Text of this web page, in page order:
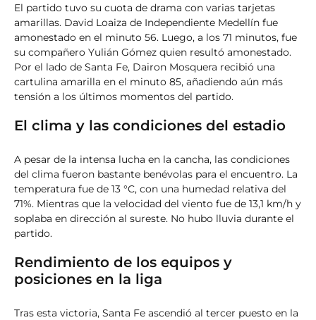
El partido tuvo su cuota de drama con varias tarjetas
amarillas. David Loaiza de Independiente Medellín fue
amonestado en el minuto 56. Luego, a los 71 minutos, fue
su compañero Yulián Gómez quien resultó amonestado.
Por el lado de Santa Fe, Dairon Mosquera recibió una
cartulina amarilla en el minuto 85, añadiendo aún más
tensión a los últimos momentos del partido.
El clima y las condiciones del estadio
A pesar de la intensa lucha en la cancha, las condiciones
del clima fueron bastante benévolas para el encuentro. La
temperatura fue de 13 °C, con una humedad relativa del
71%. Mientras que la velocidad del viento fue de 13,1 km/h y
soplaba en dirección al sureste. No hubo lluvia durante el
partido.
Rendimiento de los equipos y
posiciones en la liga
Tras esta victoria, Santa Fe ascendió al tercer puesto en la